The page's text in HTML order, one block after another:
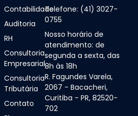
Contabilidade
Auditoria
RH
Consultoria
Empresarial
Consultoria
Tributária
Contato
Telefone: (41) 3027-
0755
Nosso horário de
atendimento: de
segunda a sexta, das
8h às 18h
R. Fagundes Varela,
2067 - Bacacheri,
Curitiba - PR, 82520-
702